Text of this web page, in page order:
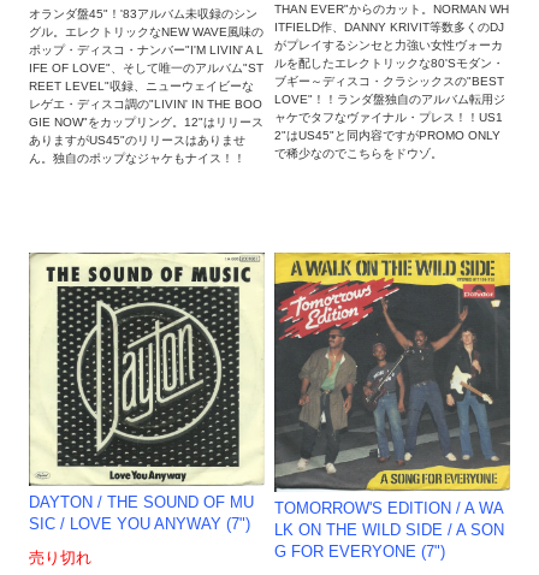
オランダ盤45"！'83アルバム未収録のシン
グル。エレクトリックなNEW WAVE風味の
ポップ・ディスコ・ナンバー"I'M LIVIN' A L
IFE OF LOVE"、そして唯一のアルバム"ST
REET LEVEL"収録、ニューウェイビーな
レゲエ・ディスコ調の"LIVIN' IN THE BOO
GIE NOW"をカップリング。12"はリリース
ありますがUS45"のリリースはありませ
ん。独自のポップなジャケもナイス！！
THAN EVER"からのカット。NORMAN WH
ITFIELD作、DANNY KRIVIT等数多くのDJ
がプレイするシンセと力強い女性ヴォーカ
ルを配したエレクトリックな80'Sモダン・
ブギー～ディスコ・クラシックスの"BEST
LOVE"！！ランダ盤独自のアルバム転用ジ
ャケでタフなヴァイナル・プレス！！US1
2"はUS45"と同内容ですがPROMO ONLY
で稀少なのでこちらをドウゾ。
DAYTON / THE SOUND OF MU
SIC / LOVE YOU ANYWAY (7")
売り切れ
TOMORROW'S EDITION ‎/ A WA
LK ON THE WILD SIDE / A SON
G FOR EVERYONE (7")